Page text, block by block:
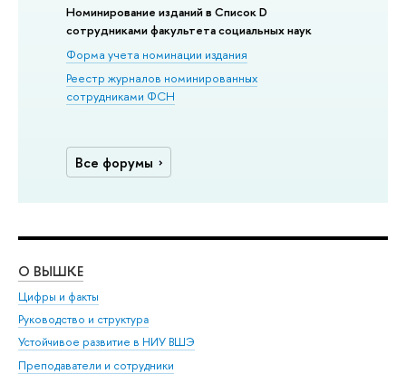
Номинирование изданий в Список D
сотрудниками факультета социальных наук
Форма учета номинации издания
Реестр журналов номинированных
сотрудниками ФСН
Все форумы
О ВЫШКЕ
Цифры и факты
Руководство и структура
Устойчивое развитие в НИУ ВШЭ
Преподаватели и сотрудники